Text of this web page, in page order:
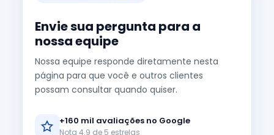
Envie sua pergunta para a
nossa equipe
Nossa equipe responde diretamente nesta
página para que você e outros clientes
possam consultar quando quiser.
+160 mil avaliações no Google
Nota 4.9 de 5 estrelas